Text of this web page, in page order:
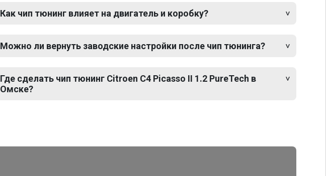
Как чип тюнинг влияет на двигатель и коробку?
Можно ли вернуть заводские настройки после чип тюнинга?
Где сделать чип тюнинг Citroen C4 Picasso II 1.2 PureTech в
Омске?